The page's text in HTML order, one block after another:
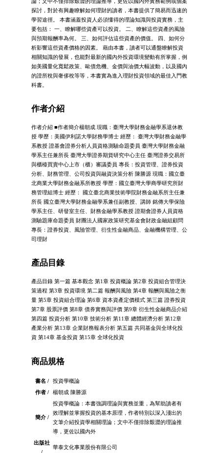
探討，對於有興趣瞭解如何理財的讀者，本書提供了簡易而迅速的
學習途徑。 本書涵蓋投資人必須懂得的理論知識與投資實務，主
要包括： 一、瞭解哪些資產可以投資。 二、瞭解這些資產的風險
與預期報酬率為何。 三、如何評估這些資產的價值。 四、如何分
析影響這些資產價格的因素。 藉由本書，讀者可以通盤瞭解投資
相關知識的發展，也能對最新的國內外投資環境變動有所掌握，例
如美國量化寬鬆政策、歐債危機、金價與油價大幅波動，以及國內
的證所稅與奢侈稅等等，本書實為進入理財投資領域的最佳入門教
科書。
作者介紹
作者介紹 ■作者簡介楊朝成 現職：臺灣大學財務金融學系退休教
授 學歷：美國伊利諾大學財務學博士 經歷： 臺灣大學財務金融學
系教授 證基會證券分析人員資格測驗命題委員 臺灣大學財務金融
學系主任兼所長 臺灣大學證券期貨研究中心主任 臺灣證券交易所
與櫃檯買賣中心上市（櫃）審議委員 專長：投資管理、證券投資
分析、財務管理、公司投資與融資決策分析 陳勝源 現職：國立臺
北商業大學財務金融系所教授 學歷：國立臺灣大學商學研究所財
務管理組博士 經歷： 國立臺北商業技術學院財務金融系所主任兼
所長 國立臺灣大學財務金融學系兼任副教授、講師 銘傳大學保險
學系主任、研發室主任、財務金融學系教授 證期會證券人員資格
測驗題庫命題委員 財團法人國家政策研究基金會財政金融組顧問
專長：證券投資、風險管理、衍生性金融商品、金融機構管理、公
司理財
產品目錄
產品目錄 第一篇 基本觀念 第1章 投資概論 第2章 投資組合管理決
策過程 第3章 投資環境 第二篇 報酬與風險 第4章 報酬與風險之衡
量 第5章 投資組合理論 第6章 資本資產定價模式 第三篇 證券投資
第7章 股票評價 第8章 債券實務與評價 第9章 衍生性金融商品介紹
第四篇 投資分析 第10章 技術分析 第11章 總體經濟分析 第12章
產業分析 第13章 企業財務報表分析 第五篇 共同基金與全球化投
資 第14章 基金投資 第15章 全球化投資
商品規格
書名 /
投資學概論
作者 /
楊朝成 陳勝源
簡介 /
投資學概論：本書強調理論與實務並重，為幫助讀者有
效理解並掌握投資的基本原理，作者特別以深入淺出的
文筆介紹投資學相關理論；文中不僅排除艱澀的理論推
導，更佐以國內外
出版社
華泰文化事業股份有限公司